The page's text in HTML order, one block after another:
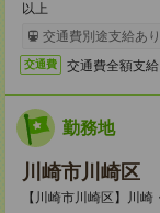
以上
交通費別途支給あり
交通費 交通費全額支給
勤務地
川崎市川崎区
【川崎市川崎区】川